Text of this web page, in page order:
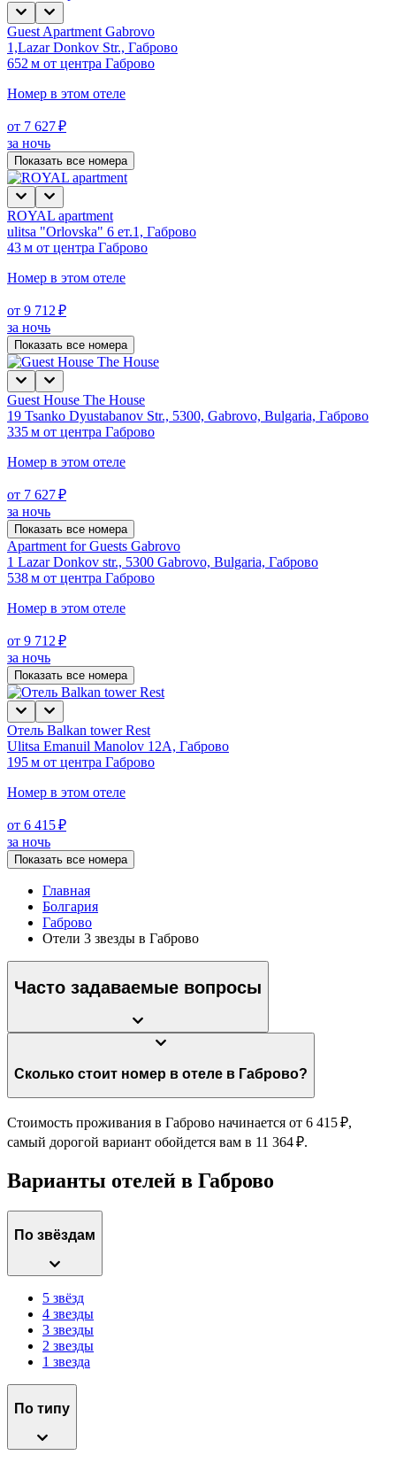
Guest Apartment Gabrovo
1,Lazar Donkov Str., Габрово
652 м от центра Габрово
Номер в этом отеле
от 7 627 ₽
за ночь
Показать все номера
ROYAL apartment
ulitsa "Orlovska" 6 ет.1, Габрово
43 м от центра Габрово
Номер в этом отеле
от 9 712 ₽
за ночь
Показать все номера
Guest House The House
19 Tsanko Dyustabanov Str., 5300, Gabrovo, Bulgaria, Габрово
335 м от центра Габрово
Номер в этом отеле
от 7 627 ₽
за ночь
Показать все номера
Apartment for Guests Gabrovo
1 Lazar Donkov str., 5300 Gabrovo, Bulgaria, Габрово
538 м от центра Габрово
Номер в этом отеле
от 9 712 ₽
за ночь
Показать все номера
Отель Balkan tower Rest
Ulitsa Emanuil Manolov 12A, Габрово
195 м от центра Габрово
Номер в этом отеле
от 6 415 ₽
за ночь
Показать все номера
Главная
Болгария
Габрово
Отели 3 звезды в Габрово
Часто задаваемые вопросы
Сколько стоит номер в отеле в Габрово?
Стоимость проживания в Габрово начинается от 6 415 ₽,
самый дорогой вариант обойдется вам в 11 364 ₽.
Варианты отелей в Габрово
По звёздам
5 звёзд
4 звезды
3 звезды
2 звезды
1 звезда
По типу